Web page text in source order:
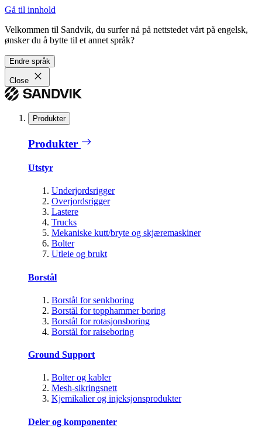
Gå til innhold
Velkommen til Sandvik, du surfer nå på nettstedet vårt på engelsk,
ønsker du å bytte til et annet språk?
Endre språk
Close
Produkter
Produkter
Utstyr
Underjordsrigger
Overjordsrigger
Lastere
Trucks
Mekaniske kutt/bryte og skjæremaskiner
Bolter
Utleie og brukt
Borstål
Borstål for senkboring
Borstål for topphammer boring
Borstål for rotasjonsboring
Borstål for raiseboring
Ground Support
Bolter og kabler
Mesh-sikringsnett
Kjemikalier og injeksjonsprodukter
Deler og komponenter